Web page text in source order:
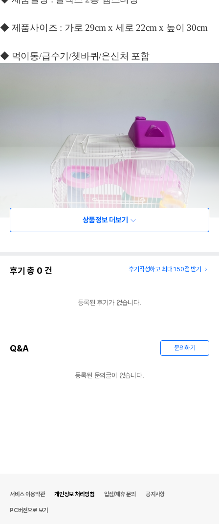
◆ 제품사이즈 : 가로 29cm x 세로 22cm x 높이 30cm
◆ 먹이통/급수기/쳇바퀴/은신처 포함
상품정보 더보기
후기 총 0 건 후기작성하고 최대 150점 받기
등록된 후기가 없습니다.
Q&A 문의하기
등록된 문의글이 없습니다.
서비스 이용약관 개인정보 처리방침 입점/제휴 문의 공지사항
PC버전으로 보기